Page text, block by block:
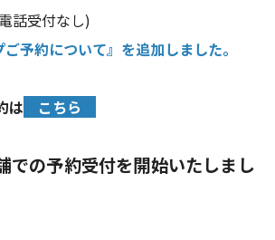
話受付なし)
ご予約について』を追加しました。
は こちら
での予約受付を開始いたしまし